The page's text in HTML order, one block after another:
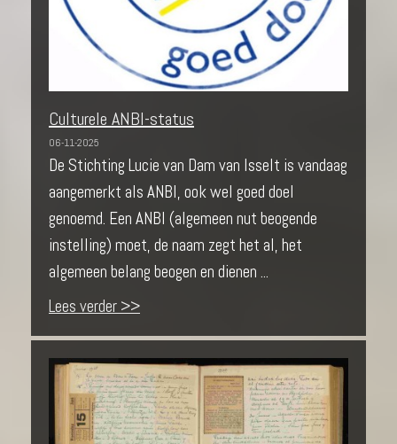
Culturele ANBI-status
06-11-2025
De Stichting Lucie van Dam van Isselt is vandaag
aangemerkt als ANBI, ook wel goed doel
genoemd. Een ANBI (algemeen nut beogende
instelling) moet, de naam zegt het al, het
algemeen belang beogen en dienen ...
Lees verder >>